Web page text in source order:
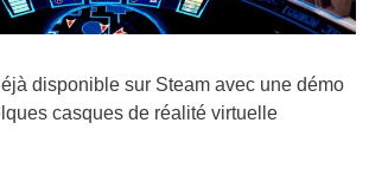
disponible sur Steam avec une démo
casques de réalité virtuelle